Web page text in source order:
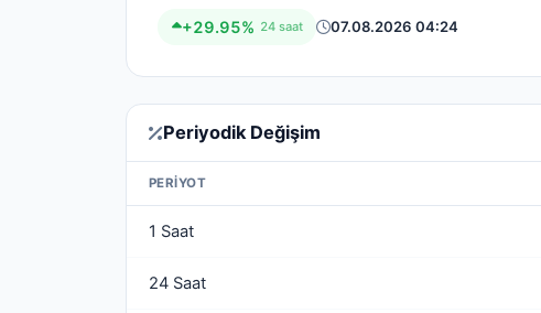
+29.95% 24 saat 07.08.2026 04:24
Periyodik Değişim
PERIYOT
1 Saat
24 Saat